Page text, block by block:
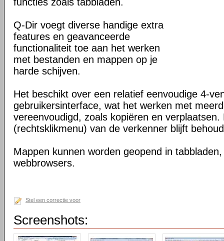
Q-Dir voegt diverse handige extra
features en geavanceerde
functionaliteit toe aan het werken
met bestanden en mappen op je
harde schijven.
Het beschikt over een relatief eenvoudige 4-
gebruikersinterface, wat het werken met
vereenvoudigd, zoals kopiëren en
(rechtsklikmenu) van de verkenner blijft
Mappen kunnen worden geopend in
webbrowsers.
Stel een correctie voor
Screenshots: